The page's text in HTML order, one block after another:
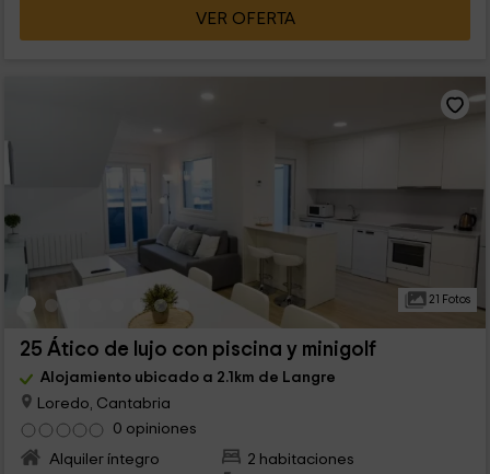
VER OFERTA
21 Fotos
25 Ático de lujo con piscina y minigolf
Alojamiento ubicado a 2.1km de Langre
Loredo, Cantabria
0 opiniones
Alquiler íntegro
2 habitaciones